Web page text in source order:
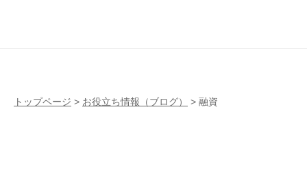
トップページ > お役立ち情報（ブログ） > 融資